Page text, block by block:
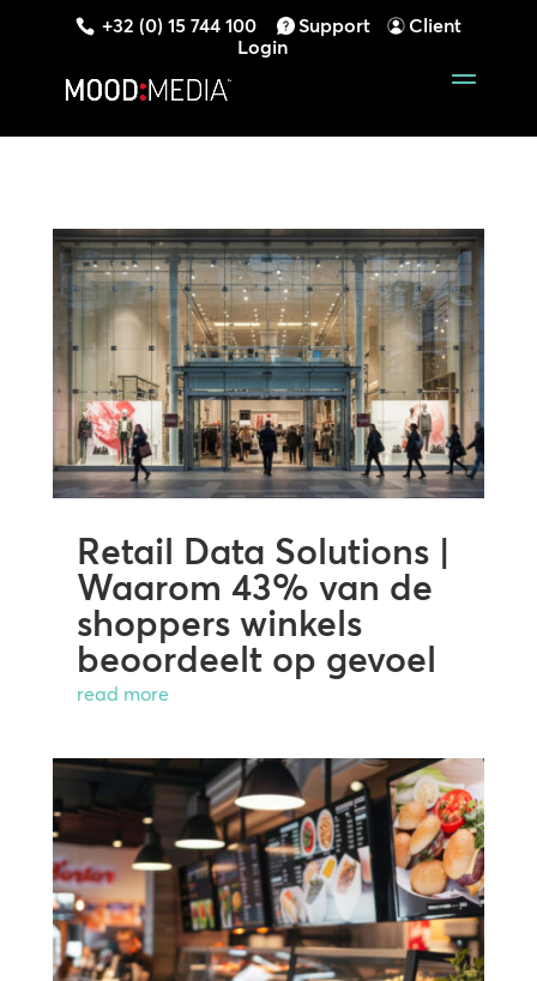
+32 (0) 15 744 100 Support
Client
Login
Retail Data Solutions |
Waarom 43% van de
shoppers winkels
beoordeelt op gevoel
read more